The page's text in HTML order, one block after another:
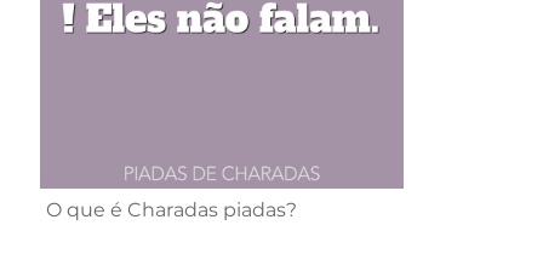
O que é Charadas piadas?